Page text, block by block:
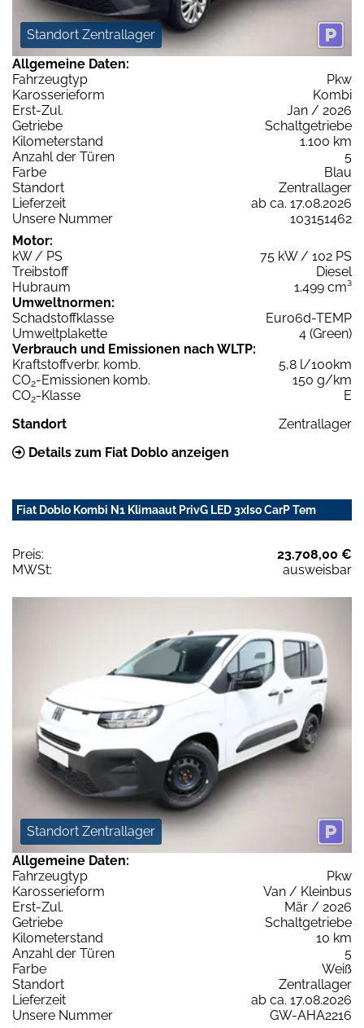
Standort Zentrallager
Allgemeine Daten:
Fahrzeugtyp
Pkw
Karosserieform
Kombi
Erst-Zul.
Jan / 2026
Getriebe
Schaltgetriebe
Kilometerstand
1.100 km
Anzahl der Türen
5
Farbe
Blau
Standort
Zentrallager
Lieferzeit
ab ca. 17.08.2026
Unsere Nummer
103151462
Motor:
kW / PS
75 kW / 102 PS
Treibstoff
Diesel
Hubraum
1.499 cm³
Umweltnormen:
Schadstoffklasse
Euro6d-TEMP
Umweltplakette
4 (Green)
Verbrauch und Emissionen nach WLTP:
Kraftstoffverbr. komb.
5,8 l/100km
CO2-Emissionen komb.
150 g/km
CO2-Klasse
E
Standort
Zentrallager
Details zum Fiat Doblo anzeigen
Fiat Doblo Kombi N1 Klimaaut PrivG LED 3xIso CarP Tem
Preis:
23.708,00 €
MWSt:
ausweisbar
Standort Zentrallager
Allgemeine Daten:
Fahrzeugtyp
Pkw
Karosserieform
Van / Kleinbus
Erst-Zul.
Mär / 2026
Getriebe
Schaltgetriebe
Kilometerstand
10 km
Anzahl der Türen
5
Farbe
Weiß
Standort
Zentrallager
Lieferzeit
ab ca. 17.08.2026
Unsere Nummer
GW-AHA2216